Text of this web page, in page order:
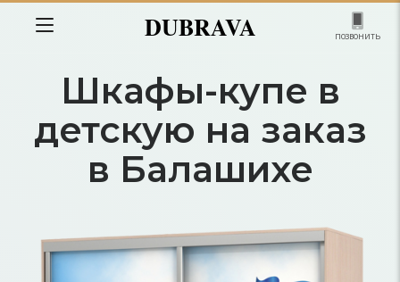
DUBRAVA позвонить
Шкафы-купе в
детскую на заказ
в Балашихе